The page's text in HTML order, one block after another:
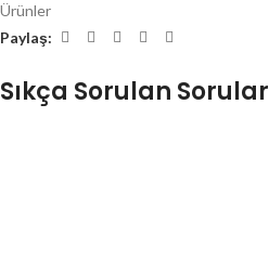
Ürünler
Paylaş:
Sıkça Sorulan Sorular